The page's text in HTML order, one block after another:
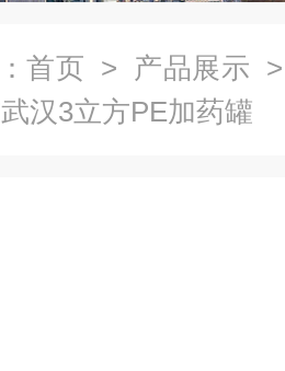
首页 > 产品展示
汉3立方PE加药罐